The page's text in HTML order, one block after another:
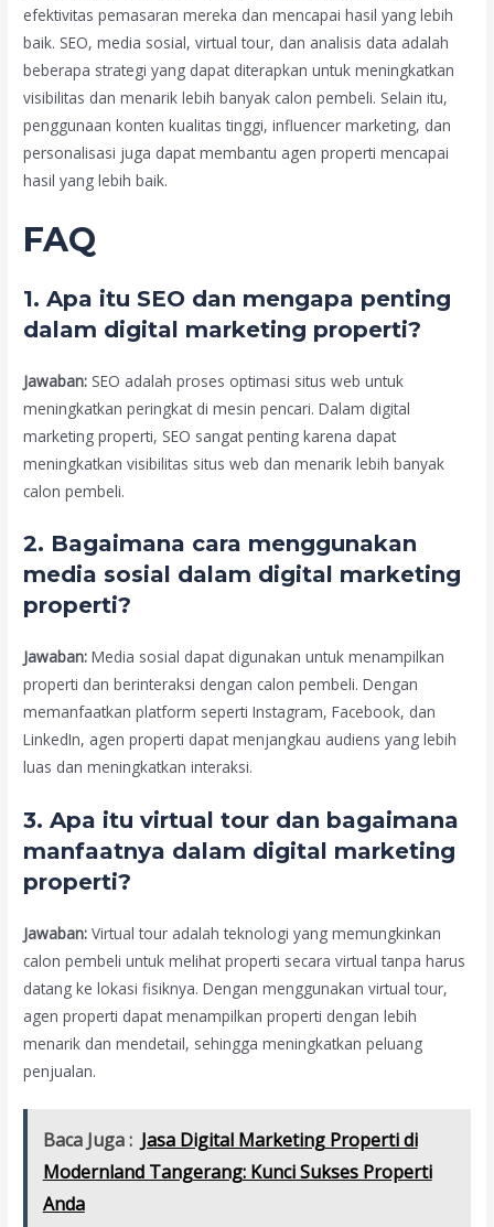
efektivitas pemasaran mereka dan mencapai hasil yang lebih
baik. SEO, media sosial, virtual tour, dan analisis data adalah
beberapa strategi yang dapat diterapkan untuk meningkatkan
visibilitas dan menarik lebih banyak calon pembeli. Selain itu,
penggunaan konten kualitas tinggi, influencer marketing, dan
personalisasi juga dapat membantu agen properti mencapai
hasil yang lebih baik.
FAQ
1. Apa itu SEO dan mengapa penting
dalam digital marketing properti?
Jawaban: SEO adalah proses optimasi situs web untuk
meningkatkan peringkat di mesin pencari. Dalam digital
marketing properti, SEO sangat penting karena dapat
meningkatkan visibilitas situs web dan menarik lebih banyak
calon pembeli.
2. Bagaimana cara menggunakan
media sosial dalam digital marketing
properti?
Jawaban: Media sosial dapat digunakan untuk menampilkan
properti dan berinteraksi dengan calon pembeli. Dengan
memanfaatkan platform seperti Instagram, Facebook, dan
LinkedIn, agen properti dapat menjangkau audiens yang lebih
luas dan meningkatkan interaksi.
3. Apa itu virtual tour dan bagaimana
manfaatnya dalam digital marketing
properti?
Jawaban: Virtual tour adalah teknologi yang memungkinkan
calon pembeli untuk melihat properti secara virtual tanpa harus
datang ke lokasi fisiknya. Dengan menggunakan virtual tour,
agen properti dapat menampilkan properti dengan lebih
menarik dan mendetail, sehingga meningkatkan peluang
penjualan.
Baca Juga : Jasa Digital Marketing Properti di
Modernland Tangerang: Kunci Sukses Properti
Anda